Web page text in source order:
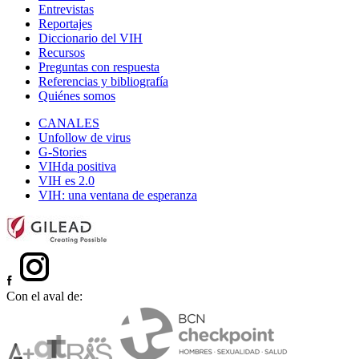
Entrevistas
Reportajes
Diccionario del VIH
Recursos
Preguntas con respuesta
Referencias y bibliografía
Quiénes somos
CANALES
Unfollow de virus
G-Stories
VIHda positiva
VIH es 2.0
VIH: una ventana de esperanza
Con el aval de: